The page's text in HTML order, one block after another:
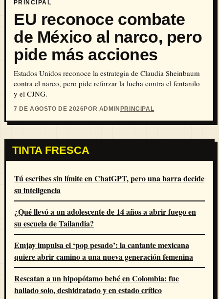
PRINCIPAL
EU reconoce combate
de México al narco, pero
pide más acciones
Estados Unidos reconoce la estrategia de Claudia Sheinbaum
contra el narco, pero pide reforzar la lucha contra el fentanilo
y el CJNG.
7 DE AGOSTO DE 2026POR ADMINPRINCIPAL
TINTA FRESCA
Tú escribes sin límite en ChatGPT, pero una barra decide
su inteligencia
¿Qué llevó a un adolescente de 14 años a abrir fuego en
su escuela de Tailandia?
Emjay impulsa el ‘pop pesado’: la cantante mexicana
quiere abrir camino a una nueva generación femenina
Rescatan a un hipopótamo bebé en Colombia: fue
hallado solo, deshidratado y en estado crítico